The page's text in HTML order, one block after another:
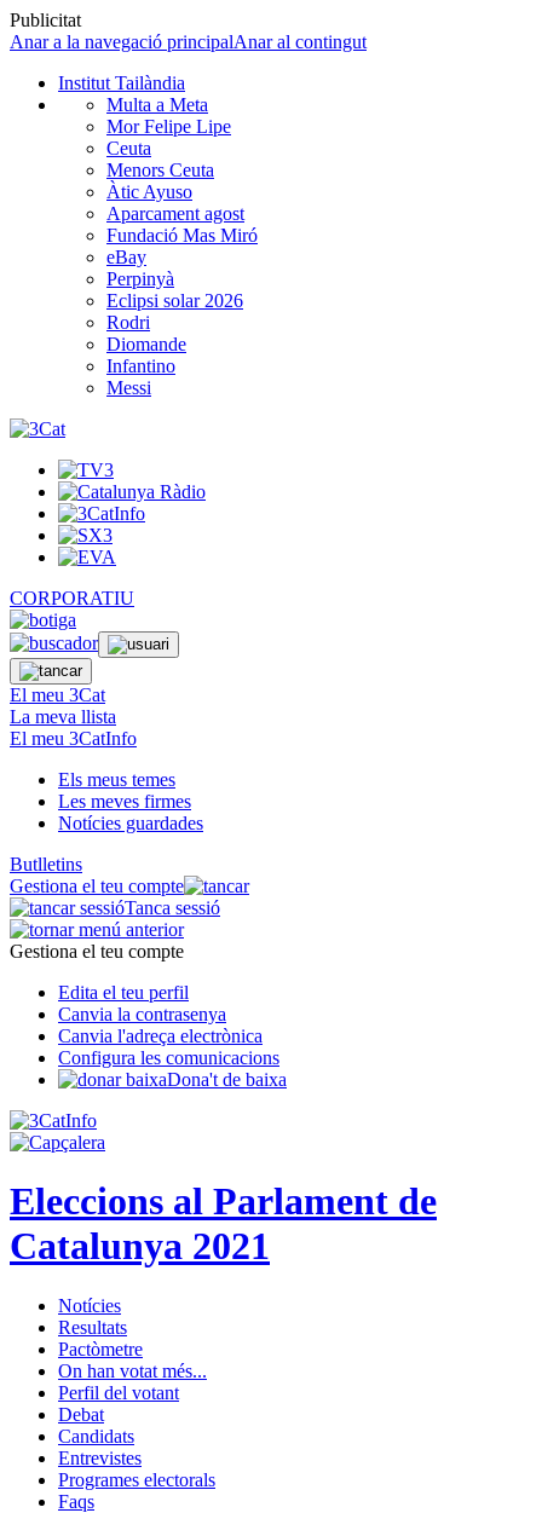
Publicitat
Anar a la navegació principalAnar al contingut
Institut Tailàndia
Multa a Meta
Mor Felipe Lipe
Ceuta
Menors Ceuta
Àtic Ayuso
Aparcament agost
Fundació Mas Miró
eBay
Perpinyà
Eclipsi solar 2026
Rodri
Diomande
Infantino
Messi
CORPORATIU
El meu 3Cat
La meva llista
El meu 3CatInfo
Els meus temes
Les meves firmes
Notícies guardades
Butlletins
Gestiona el teu compte
Tanca sessió
Gestiona el teu compte
Edita el teu perfil
Canvia la contrasenya
Canvia l'adreça electrònica
Configura les comunicacions
Dona't de baixa
Eleccions al Parlament de
Catalunya 2021
Notícies
Resultats
Pactòmetre
On han votat més...
Perfil del votant
Debat
Candidats
Entrevistes
Programes electorals
Faqs